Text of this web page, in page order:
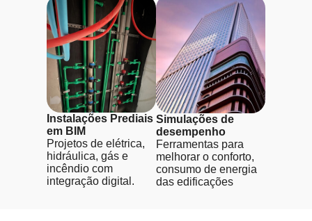
Instalações Prediais
em BIM
Projetos de elétrica,
hidráulica, gás e
incêndio com
integração digital.
Simulações de
desempenho
Ferramentas para
melhorar o conforto,
consumo de energia
das edificações